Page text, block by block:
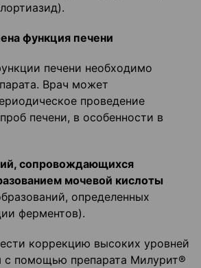
функция печени
печени необходимо
Врач может
проведение
печени, в особенности в
сопровождающихся
мочевой кислоты
определенных
ферментов).
коррекцию высоких уровней
с помощью препарата Милурит®